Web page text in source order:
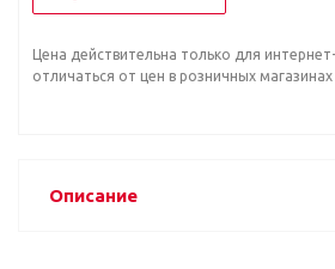
Цена действительна только для
отличаться от цен в розничных магазинах
Описание